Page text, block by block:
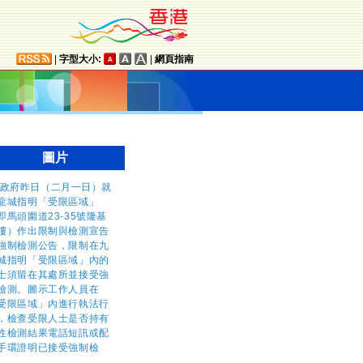
字型大小: 網頁指南
圖片